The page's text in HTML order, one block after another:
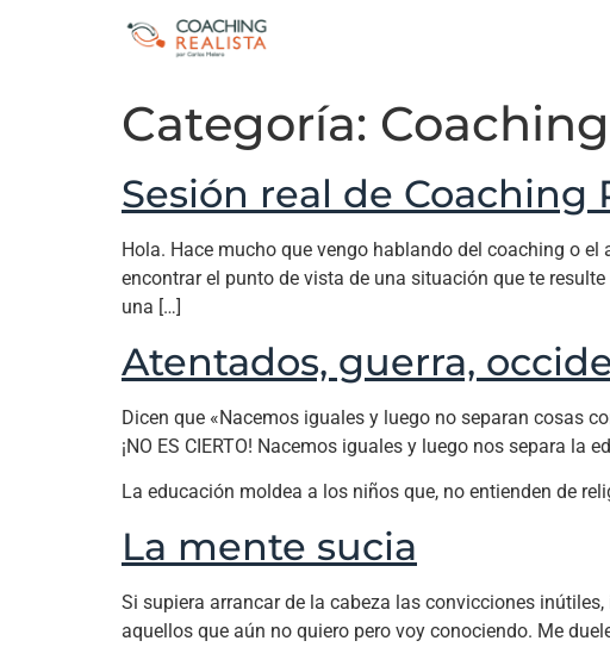
Categoría:
Sesión real de Coaching
Hola. Hace mucho que vengo hablando del coaching o
encontrar el punto de vista de una situación que te
una […]
Atentados, guerra,
Dicen que «Nacemos iguales y luego no separan cosas
¡NO ES CIERTO! Nacemos iguales y luego nos separa la
La educación moldea a los niños que, no entienden de
La mente sucia
Si supiera arrancar de la cabeza las convicciones
aquellos que aún no quiero pero voy conociendo. Me